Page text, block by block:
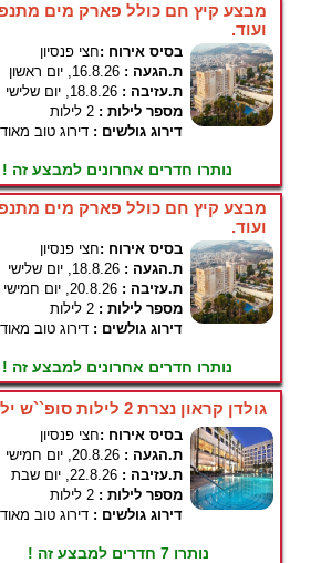
מבצע קיץ חם כולל פארק מים
ועוד.
בסיס אירוח :חצי פנסיון
ת.הגעה : 16.8.26, יום ראשון
ת.עזיבה : 18.8.26, יום שלישי
מספר לילות : 2 לילות
דירוג גולשים : דירוג טוב מאוד
נותרו חדרים אחרונים למבצע זה !
מבצע קיץ חם כולל פארק מים
ועוד.
בסיס אירוח :חצי פנסיון
ת.הגעה : 18.8.26, יום שלישי
ת.עזיבה : 20.8.26, יום חמישי
מספר לילות : 2 לילות
דירוג גולשים : דירוג טוב מאוד
נותרו חדרים אחרונים למבצע זה !
גולדן קראון נצרת 2 לילות סופ``ש ילד חינם
בסיס אירוח :חצי פנסיון
ת.הגעה : 20.8.26, יום חמישי
ת.עזיבה : 22.8.26, יום שבת
מספר לילות : 2 לילות
דירוג גולשים : דירוג טוב מאוד
נותרו 7 חדרים למבצע זה !